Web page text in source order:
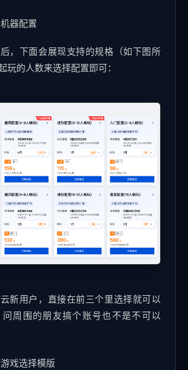
器配置
，下面会展现支持的规格（如下图所
玩的人数来选择配置即可：
新用户，直接在前三个里选择就可以
周围的朋友搞个账号也不是不可以
戏选择模版